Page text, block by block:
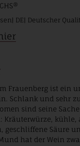
DE Deutscher
Frauenberg ist ein
Schlank und sehr
sind seine
Kräuterwürze, kühle,
geschliffene Säure
hat der Wein